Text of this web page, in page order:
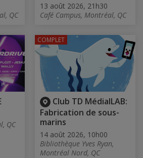
QC
13 août 2026, 21h30
Café Campus, Montréal, QC
QC
Club TD MédialLAB:
Fabrication de sous-
marins
14 août 2026, 10h00
Bibliothèque Yves Ryan,
Montréal Nord, QC
COMPLET